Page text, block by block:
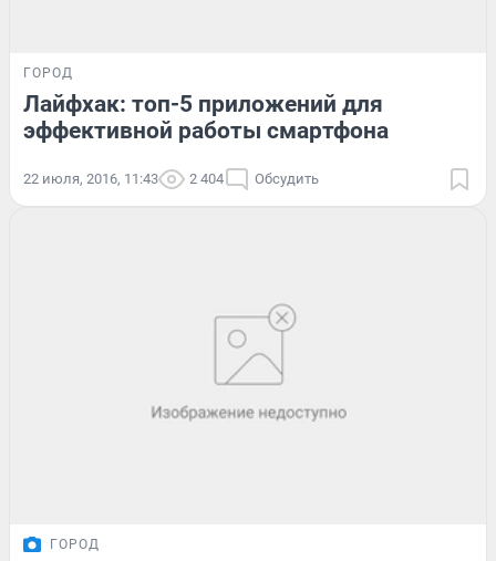
ГОРОД
Лайфхак: топ-5 приложений для
эффективной работы смартфона
22 июля, 2016, 11:43 2 404 Обсудить
ГОРОД